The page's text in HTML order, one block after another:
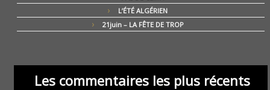
L’ÉTÉ ALGÉRIEN
21juin – LA FÊTE DE TROP
Les commentaires les plus récents